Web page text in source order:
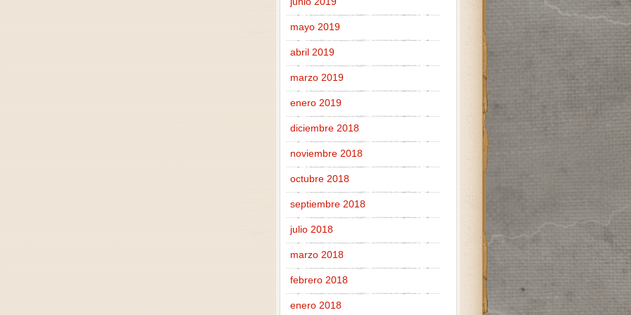
mayo 2019
abril 2019
marzo 2019
enero 2019
diciembre 2018
noviembre 2018
octubre 2018
septiembre 2018
julio 2018
marzo 2018
febrero 2018
enero 2018